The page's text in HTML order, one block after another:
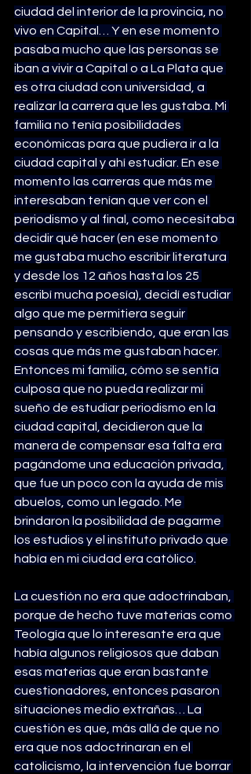
ciudad del interior de la provincia, no
vivo en Capital… Y en ese momento
pasaba mucho que las personas se
iban a vivir a Capital o a La Plata que
es otra ciudad con universidad, a
realizar la carrera que les gustaba. Mi
familia no tenía posibilidades
económicas para que pudiera ir a la
ciudad capital y ahí estudiar. En ese
momento las carreras que más me
interesaban tenían que ver con el
periodismo y al final, como necesitaba
decidir qué hacer (en ese momento
me gustaba mucho escribir literatura
y desde los 12 años hasta los 25
escribí mucha poesía), decidí estudiar
algo que me permitiera seguir
pensando y escribiendo, que eran las
cosas que más me gustaban hacer.
Entonces mi familia, cómo se sentía
culposa que no pueda realizar mi
sueño de estudiar periodismo en la
ciudad capital, decidieron que la
manera de compensar esa falta era
pagándome una educación privada,
que fue un poco con la ayuda de mis
abuelos, como un legado. Me
brindaron la posibilidad de pagarme
los estudios y el instituto privado que
había en mi ciudad era católico.
La cuestión no era que adoctrinaban,
porque de hecho tuve materias como
Teología que lo interesante era que
había algunos religiosos que daban
esas materias que eran bastante
cuestionadores, entonces pasaron
situaciones medio extrañas… La
cuestión es que, más allá de que no
era que nos adoctrinaran en el
catolicismo, la intervención fue borrar